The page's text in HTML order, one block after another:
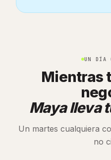
UN DÍA
Mientras
Maya lleva
Un martes cualquiera
no